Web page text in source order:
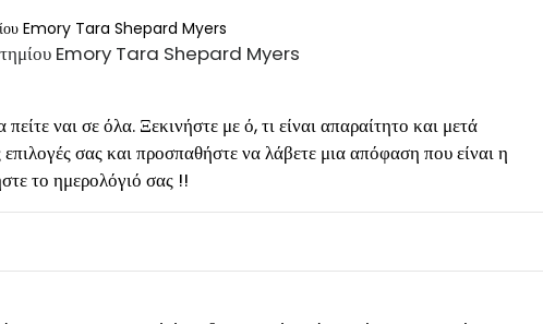
Emory Tara Shepard Myers
ναι σε όλα. Ξεκινήστε με ό, τι είναι απαραίτητο και μετά
επιλογές σας και προσπαθήστε να λάβετε μια απόφαση που είναι η
το ημερολόγιό σας !!